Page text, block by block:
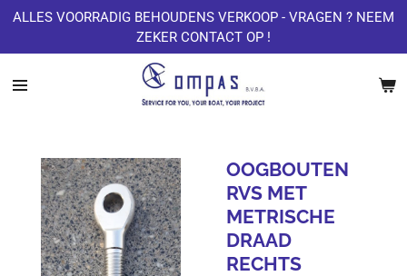
Ga
naar
de
ALLES VOORRADIG BEHOUDENS VERKOOP - VRAGEN ? NEEM
ZEKER CONTACT OP !
OOGBOUTEN
RVS MET
METRISCHE
DRAAD
RECHTS